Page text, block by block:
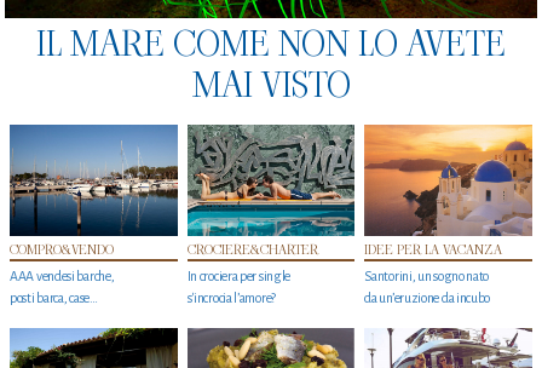
IL MARE COME NON LO AVETE
MAI VISTO
COMPRO&VENDO
AAA vendesi barche,
posti barca, case…
CROCIERE&CHARTER
In crociera per single
s'incrocia l’amore?
IDEE PER LA VACANZA
Santorini, un sogno nato
da un’eruzione da incubo